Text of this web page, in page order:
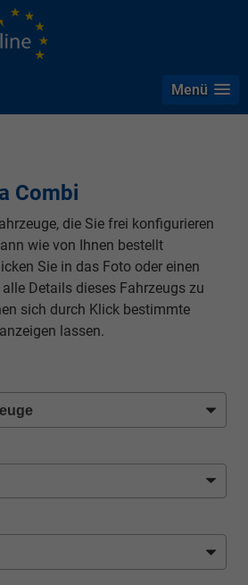
Menü
Combi
die Sie frei konfigurieren
wie von Ihnen bestellt
Sie in das Foto oder einen
Details dieses Fahrzeugs zu
sich durch Klick bestimmte
lassen.